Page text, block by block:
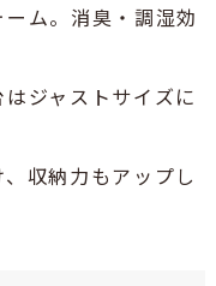
ム。消臭・調湿効
ジャストサイズに
収納力もアップし